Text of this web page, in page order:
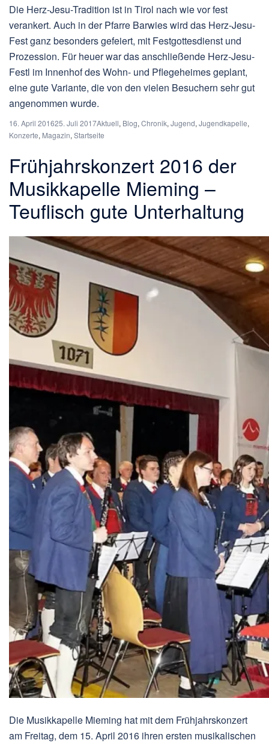
Die Herz-Jesu-Tradition ist in Tirol nach wie vor fest
verankert. Auch in der Pfarre Barwies wird das Herz-Jesu-
Fest ganz besonders gefeiert, mit Festgottesdienst und
Prozession. Für heuer war das anschließende Herz-Jesu-
Festl im Innenhof des Wohn- und Pflegeheimes geplant,
eine gute Variante, die von den vielen Besuchern sehr gut
angenommen wurde.
16. April 201625. Juli 2017Aktuell, Blog, Chronik, Jugend, Jugendkapelle,
Konzerte, Magazin, Startseite
Frühjahrskonzert 2016 der
Musikkapelle Mieming –
Teuflisch gute Unterhaltung
Die Musikkapelle Mieming hat mit dem Frühjahrskonzert
am Freitag, dem 15. April 2016 ihren ersten musikalischen